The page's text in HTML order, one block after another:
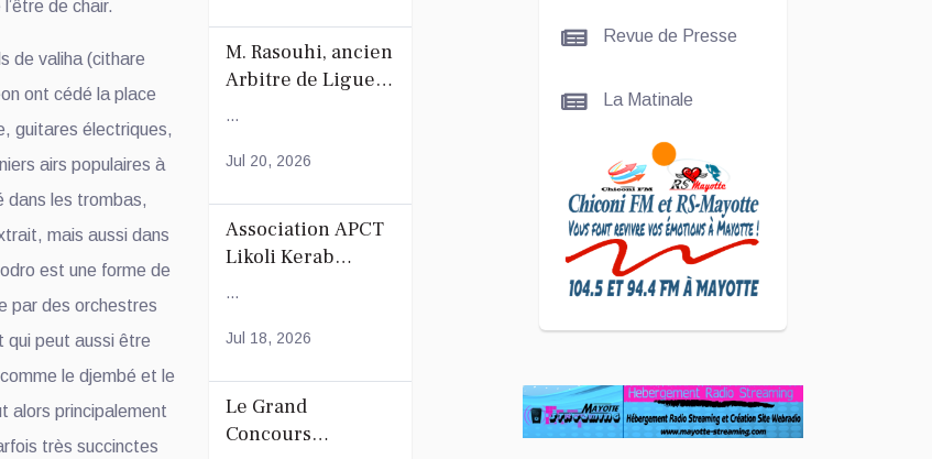
de chair.
de valiha (cithare
ont cédé la place
guitares électriques,
airs populaires à
dans les trombas,
mais aussi dans
est une forme de
par des orchestres
qui peut aussi être
le djembé et le
alors principalement
très succinctes
M. Rasouhi, ancien
Arbitre de Ligue
...
Jul 20, 2026
Association APCT
Likoli Kerab
Générale
...
Jul 18, 2026
Le Grand
Concours
talentueuse
ÉCONOMIQUE
Kira Bacar
Adacolo pour
Le port de
Longoni
SPORTS
L'Association
Revue de Presse
La Matinale